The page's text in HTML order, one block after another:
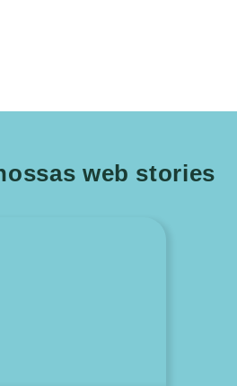
web stories